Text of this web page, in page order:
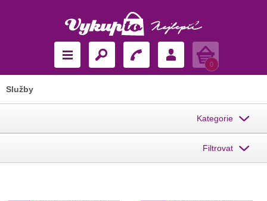
Košík
0
Služby
Kategorie
Filtrovat